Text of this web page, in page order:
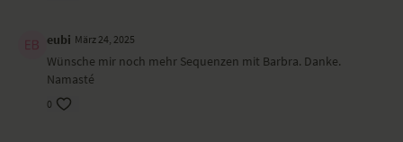
eubi März 24, 2025
Wünsche mir noch mehr Sequenzen mit Barbra. Danke.
Namasté
0